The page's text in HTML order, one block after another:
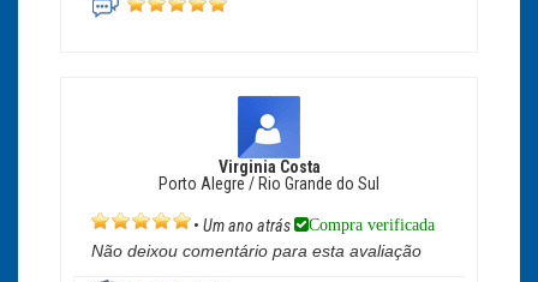
Virginia Costa
Porto Alegre / Rio Grande do Sul
• Um ano atrás Compra verificada
Não deixou comentário para esta avaliação